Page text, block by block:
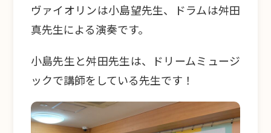
ヴァイオリンは小島望先生、ドラムは舛田
真先生による演奏です。
小島先生と舛田先生は、ドリームミュージ
ックで講師をしている先生です！